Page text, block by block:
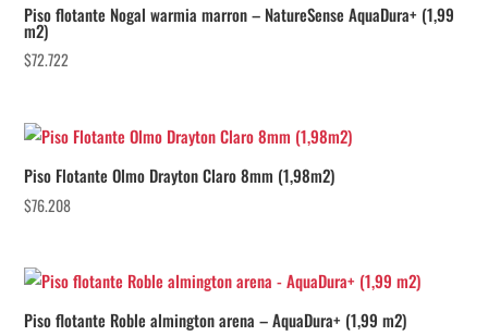
Piso flotante Nogal warmia marron – NatureSense AquaDura+ (1,99
m2)
$72.722
Piso Flotante Olmo Drayton Claro 8mm (1,98m2)
$76.208
Piso flotante Roble almington arena – AquaDura+ (1,99 m2)